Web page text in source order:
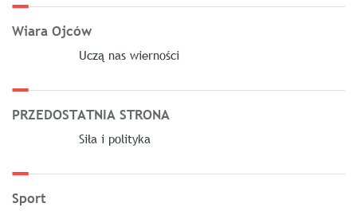
Wiara Ojców
Uczą nas wierności
PRZEDOSTATNIA STRONA
Siła i polityka
Sport